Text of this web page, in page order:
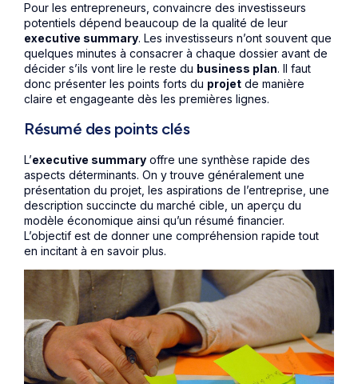
Pour les entrepreneurs, convaincre des investisseurs
potentiels dépend beaucoup de la qualité de leur
executive summary. Les investisseurs n’ont souvent que
quelques minutes à consacrer à chaque dossier avant de
décider s’ils vont lire le reste du business plan. Il faut
donc présenter les points forts du projet de manière
claire et engageante dès les premières lignes.
Résumé des points clés
L’executive summary offre une synthèse rapide des
aspects déterminants. On y trouve généralement une
présentation du projet, les aspirations de l’entreprise, une
description succincte du marché cible, un aperçu du
modèle économique ainsi qu’un résumé financier.
L’objectif est de donner une compréhension rapide tout
en incitant à en savoir plus.